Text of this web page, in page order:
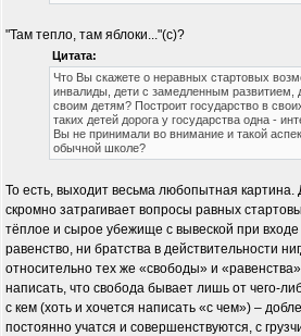
"Там тепло, там яблоки..."(с)?
Цитата:
Что Вы скажете о неравных стартовых
инвалиды, дети с замедленным развитием,
своим детям? Построит государство в
таких детей дорога у государства одна -
Вы не принимали во внимание и такой
обычной школе?
То есть, выходит весьма любопытная
скромно затрагивает вопросы равных
тёплое и сырое убежище с вывеской при
равенство, ни братства в действительности
относительно тех же «свободы» и
написать, что свобода бывает лишь от чего-
с кем (хоть и хочется написать «с чем») –
постоянно учатся и совершенствуются, с